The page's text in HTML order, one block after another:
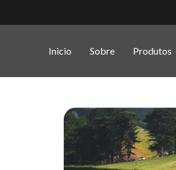
Inicio Sobre Produtos